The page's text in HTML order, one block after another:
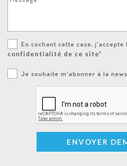
En cochant cette case, j'accepte
confidentialité de ce site*
Je souhaite m'abonner à la
ENVOYER